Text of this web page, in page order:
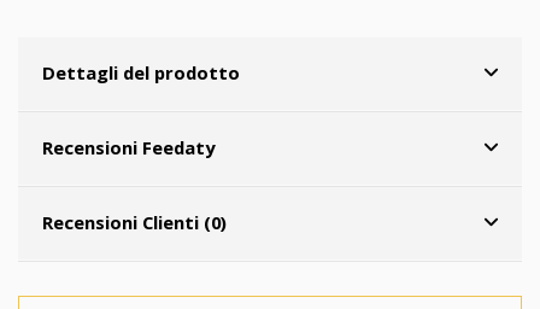
Dettagli del prodotto
Recensioni Feedaty
Recensioni Clienti (0)